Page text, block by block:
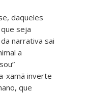
daqueles
seja
narrativa sai
a
xamã inverte
que